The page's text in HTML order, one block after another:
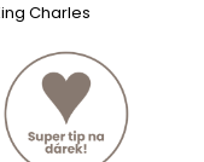
Charles